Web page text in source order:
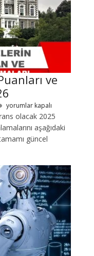
ve
yorumlar kapalı
olacak 2025
aşağıdaki
güncel